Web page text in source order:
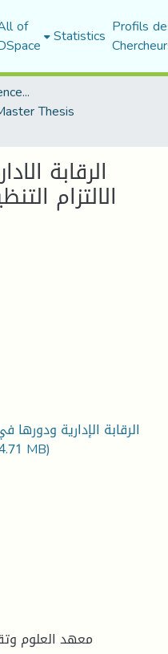
of Statistics Profils
Institute of Sports Sciences and Techniques
Thesis
الرقابة
الالتزام
MB)
معهد العلوم